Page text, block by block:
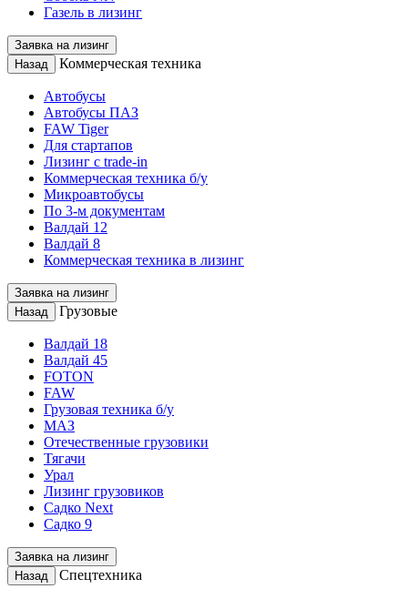
Газель в лизинг
Заявка на лизинг
Назад
Коммерческая техника
Автобусы
Автобусы ПАЗ
FAW Tiger
Для стартапов
Лизинг с trade-in
Коммерческая техника б/у
Микроавтобусы
По 3-м документам
Валдай 12
Валдай 8
Коммерческая техника в лизинг
Заявка на лизинг
Назад
Грузовые
Валдай 18
Валдай 45
FOTON
FAW
Грузовая техника б/у
МАЗ
Отечественные грузовики
Тягачи
Урал
Лизинг грузовиков
Садко Next
Садко 9
Заявка на лизинг
Назад
Спецтехника